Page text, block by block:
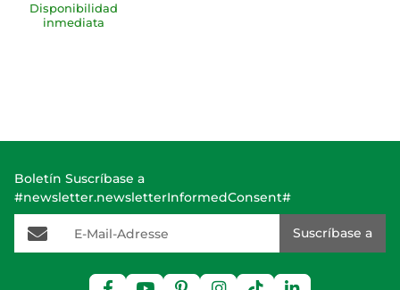
Disponibilidad
inmediata
Boletín Suscríbase a
#newsletter.newsletterInformedConsent#
E-Mail-Adresse
Suscríbase a